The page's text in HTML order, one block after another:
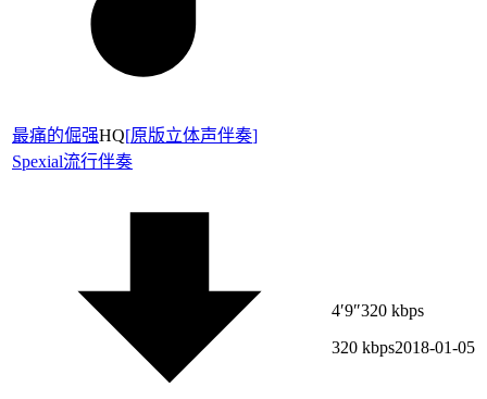
最痛的倔强HQ[原版立体声伴奏]
Spexial流行伴奏
4′9″320 kbps
320 kbps2018-01-05